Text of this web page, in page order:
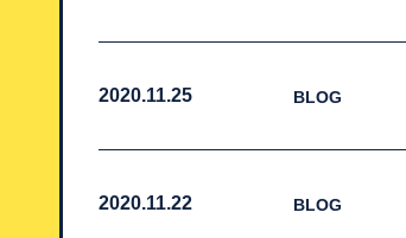
2020.11.25 BLOG
2020.11.22 BLOG